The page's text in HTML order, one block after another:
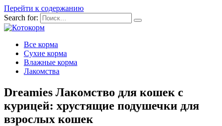
Перейти к содержанию
Search for:
Все корма
Сухие корма
Влажные корма
Лакомства
Dreamies Лакомство для кошек с
курицей: хрустящие подушечки для
взрослых кошек